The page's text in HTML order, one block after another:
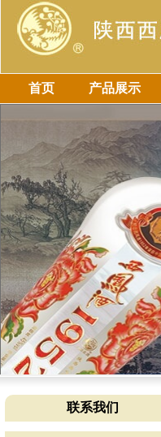
首页 产品展示
联系我们